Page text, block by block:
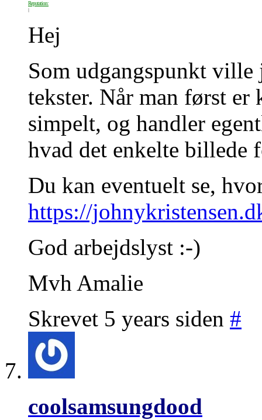
Reputation:
Hej
Som udgangspunkt ville
tekster. Når man først
simpelt, og handler
hvad det enkelte billede
Du kan eventuelt se,
https://
God arbejdslyst :-)
Mvh Amalie
Skrevet 5 years siden #
coolsamsungdood